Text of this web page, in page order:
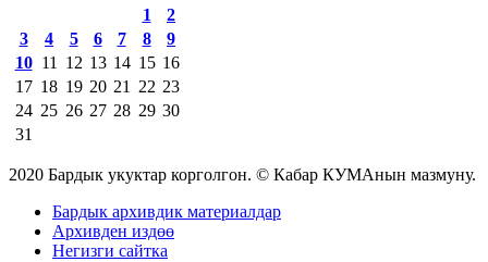
1
2
3
4 5 6 7 8
9
10 11 12 13 14 15 16
17 18 19 20 21 22 23
24 25 26 27 28 29 30
31
2020 Бардык укуктар корголгон. © Кабар КУМАнын мазмуну.
Бардык архивдик материалдар
Архивден издөө
Негизги сайтка